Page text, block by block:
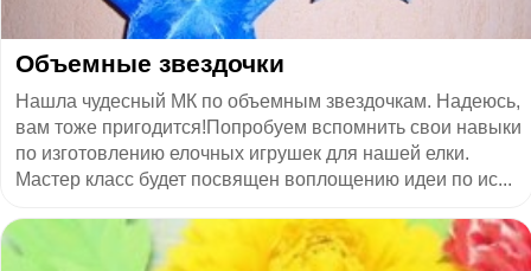
Объемные звездочки
Нашла чудесный МК по объемным звездочкам. Надеюсь,
вам тоже пригодится!Попробуем вспомнить свои навыки
по изготовлению елочных игрушек для нашей елки.
Мастер класс будет посвящен воплощению идеи по ис...